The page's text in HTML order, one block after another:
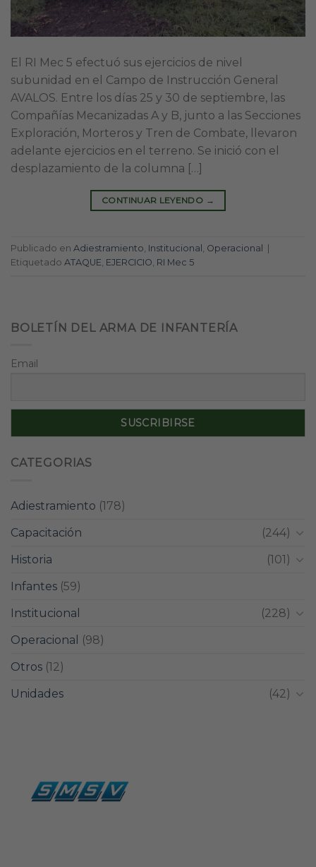
El RI Mec 5 efectuó sus ejercicios de nivel
subunidad en el Campo de Instrucción General
AVALOS. Entre los días 25 y 30 de septiembre, las
Compañías Mecanizadas A y B, junto a las Secciones
Exploración, Morteros y Tren de Combate, llevaron
adelante ejercicios en el terreno. Se inició con el
desplazamiento de la columna […]
CONTINUAR LEYENDO →
Publicado en Adiestramiento, Institucional , Operacional
Etiquetado ATAQUE, EJERCICIO, RI Mec 5
BOLETÍN DEL ARMA DE INFANTERÍA
Email
CATEGORIAS
Adiestramiento (178)
Capacitación
(244)
Historia
(101)
Infantes (59)
Institucional
(228)
Operacional
(98)
Otros (12)
Unidades
(42)